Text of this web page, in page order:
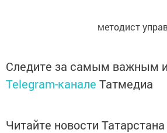
методист
Следите за самым важным
Telegram-канале Татмедиа
Читайте новости